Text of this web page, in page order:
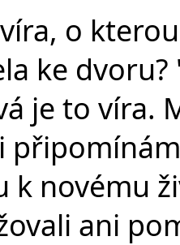
o
ke
je to víra.
k novému
ani